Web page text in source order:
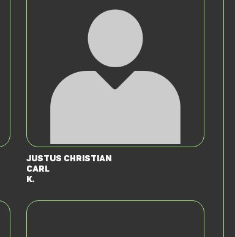
Justus Christian
Carl
K.